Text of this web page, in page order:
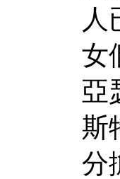
人
女
亞
斯
分